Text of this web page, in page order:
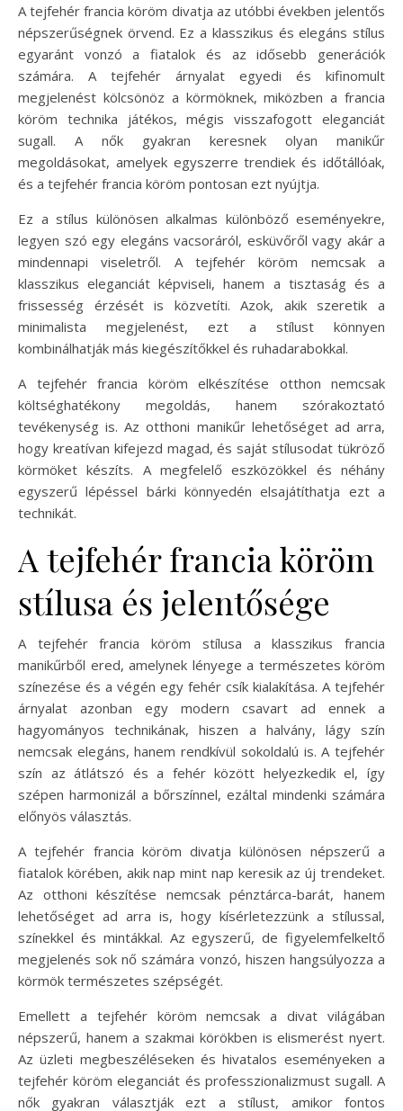
A tejfehér francia köröm divatja az utóbbi években jelentős
népszerűségnek örvend. Ez a klasszikus és elegáns stílus
egyaránt vonzó a fiatalok és az idősebb generációk
számára. A tejfehér árnyalat egyedi és kifinomult
megjelenést kölcsönöz a körmöknek, miközben a francia
köröm technika játékos, mégis visszafogott eleganciát
sugall. A nők gyakran keresnek olyan manikűr
megoldásokat, amelyek egyszerre trendiek és időtállóak,
és a tejfehér francia köröm pontosan ezt nyújtja.
Ez a stílus különösen alkalmas különböző eseményekre,
legyen szó egy elegáns vacsoráról, esküvőről vagy akár a
mindennapi viseletről. A tejfehér köröm nemcsak a
klasszikus eleganciát képviseli, hanem a tisztaság és a
frissesség érzését is közvetíti. Azok, akik szeretik a
minimalista megjelenést, ezt a stílust könnyen
kombinálhatják más kiegészítőkkel és ruhadarabokkal.
A tejfehér francia köröm elkészítése otthon nemcsak
költséghatékony megoldás, hanem szórakoztató
tevékenység is. Az otthoni manikűr lehetőséget ad arra,
hogy kreatívan kifejezd magad, és saját stílusodat tükröző
körmöket készíts. A megfelelő eszközökkel és néhány
egyszerű lépéssel bárki könnyedén elsajátíthatja ezt a
technikát.
A tejfehér francia köröm
stílusa és jelentősége
A tejfehér francia köröm stílusa a klasszikus francia
manikűrből ered, amelynek lényege a természetes köröm
színezése és a végén egy fehér csík kialakítása. A tejfehér
árnyalat azonban egy modern csavart ad ennek a
hagyományos technikának, hiszen a halvány, lágy szín
nemcsak elegáns, hanem rendkívül sokoldalú is. A tejfehér
szín az átlátszó és a fehér között helyezkedik el, így
szépen harmonizál a bőrszínnel, ezáltal mindenki számára
előnyös választás.
A tejfehér francia köröm divatja különösen népszerű a
fiatalok körében, akik nap mint nap keresik az új trendeket.
Az otthoni készítése nemcsak pénztárca-barát, hanem
lehetőséget ad arra is, hogy kísérletezzünk a stílussal,
színekkel és mintákkal. Az egyszerű, de figyelemfelkeltő
megjelenés sok nő számára vonzó, hiszen hangsúlyozza a
körmök természetes szépségét.
Emellett a tejfehér köröm nemcsak a divat világában
népszerű, hanem a szakmai körökben is elismerést nyert.
Az üzleti megbeszéléseken és hivatalos eseményeken a
tejfehér köröm eleganciát és professzionalizmust sugall. A
nők gyakran választják ezt a stílust, amikor fontos